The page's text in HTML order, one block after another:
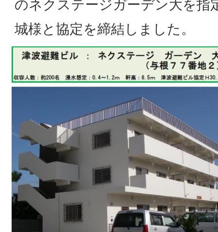
のネクステージガーデン大を指
城様と協定を締結しました。